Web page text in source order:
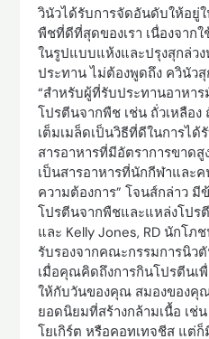
วินัวได้รับการจัดอันดับให้อยู่
พืชที่ดีที่สุดของเรา เนื่องจาก
ในรูปแบบแห้งและปรุงสุกล่ว
ประทาน ไม่ต้องพูดถึง ควินัวสุ
“สำหรับผู้ที่รับประทานอาหา
โปรตีนจากพืช เช่น ถั่วเหลือ
เต็มเมล็ดเป็นวิธีที่ดีในการไ
สารอาหารที่มีอัตราการขาด
เป็นสารอาหารที่นักกีฬาและ
ความต้องการ” โจนส์กล่าว
โปรตีนจากพืชและแหล่งโปร
และ Kelly Jones, RD นักโภ
รับรองจากคณะกรรมการนิวตั
เมื่อคุณคิดถึงการกินโปรตีนเ
ให้กับวันของคุณ สมองของคุ
ยอดนิยมที่สร้างกล้ามเนื้อ เช่
โยเกิร์ต หรือคอทเทจชีส แต่